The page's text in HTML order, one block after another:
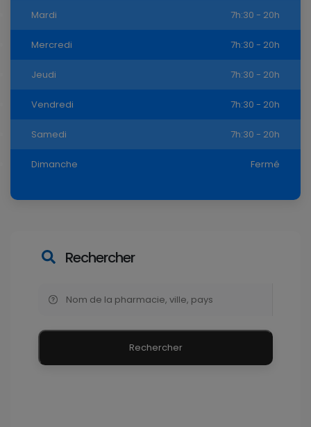
Mardi 7h:30 - 20h
Mercredi 7h:30 - 20h
Jeudi 7h:30 - 20h
Vendredi 7h:30 - 20h
Samedi 7h:30 - 20h
Dimanche Fermé
Rechercher
Rechercher